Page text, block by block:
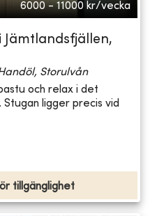
6000 - 11000 kr/vecka
Jämtlandsfjällen,
Storulvån
och relax i det
Stugan ligger precis vid
tillgänglighet